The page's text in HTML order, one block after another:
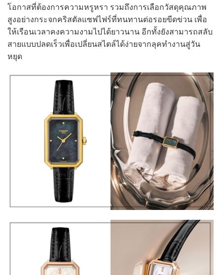
โอกาสที่ต้องการความหรูหรา รวมถึงการเลือกวัสดุคุณภาพ
สูงอย่างกระจกคริสตัลแซฟไฟร์ที่ทนทานต่อรอยขีดข่วน เพื่อ
ให้เรือนเวลาคงความงามไปได้ยาวนาน อีกทั้งยังสามารถสลับ
สายแบบปลดเร็วเพื่อเปลี่ยนสไตล์ได้ง่ายจากลุคทำงานสู่วัน
หยุด